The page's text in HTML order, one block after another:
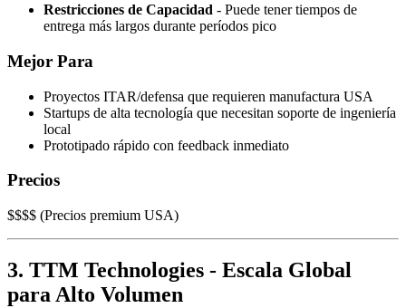
Restricciones de Capacidad - Puede tener tiempos de
entrega más largos durante períodos pico
Mejor Para
Proyectos ITAR/defensa que requieren manufactura USA
Startups de alta tecnología que necesitan soporte de ingeniería
local
Prototipado rápido con feedback inmediato
Precios
$$$$ (Precios premium USA)
3. TTM Technologies - Escala Global
para Alto Volumen